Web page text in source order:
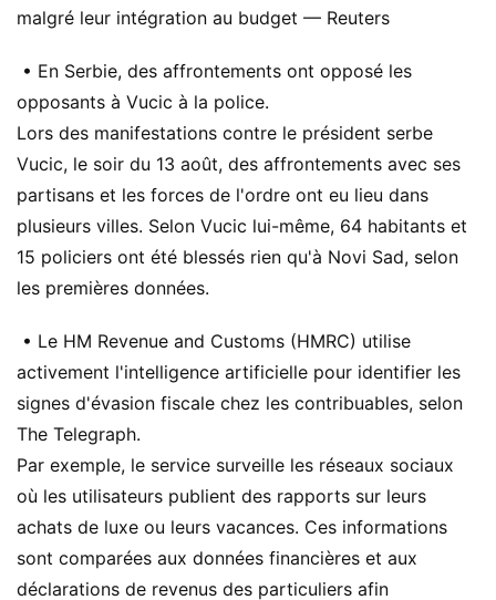
malgré leur intégration au budget — Reuters
• En Serbie, des affrontements ont opposé les
opposants à Vucic à la police.
Lors des manifestations contre le président serbe
Vucic, le soir du 13 août, des affrontements avec ses
partisans et les forces de l'ordre ont eu lieu dans
plusieurs villes. Selon Vucic lui-même, 64 habitants et
15 policiers ont été blessés rien qu'à Novi Sad, selon
les premières données.
• Le HM Revenue and Customs (HMRC) utilise
activement l'intelligence artificielle pour identifier les
signes d'évasion fiscale chez les contribuables, selon
The Telegraph.
Par exemple, le service surveille les réseaux sociaux
où les utilisateurs publient des rapports sur leurs
achats de luxe ou leurs vacances. Ces informations
sont comparées aux données financières et aux
déclarations de revenus des particuliers afin